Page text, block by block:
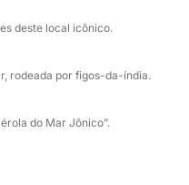
– Experimente a
deste local icônico.
rodeada por figos-da-índia.
do Mar Jônico”.